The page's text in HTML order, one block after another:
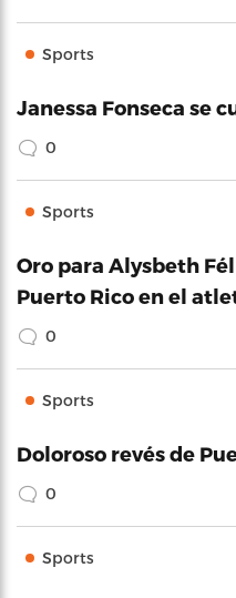
Sports
Janessa Fonseca se
0
Sports
Oro para Alysbeth
Puerto Rico en el
0
Sports
Doloroso revés de
0
Sports